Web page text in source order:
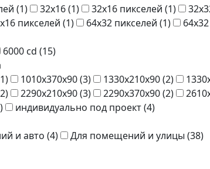
(1) 32x16 (1) 32x16 пикселей (1)
пикселей (1) 64x32 пикселей (1)
6000 cd (15)
1) 1010x370x90 (3) 1330x210x90 (2)
2) 2290x210x90 (3) 2290x370x90 (2)
) индивидуально под проект (4)
и авто (4) Для помещений и улицы (38)